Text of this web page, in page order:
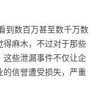
到数百万甚至数千万数
麻木，不过对于那些
些泄漏事件不仅让企
的信誉遭受损失，严重